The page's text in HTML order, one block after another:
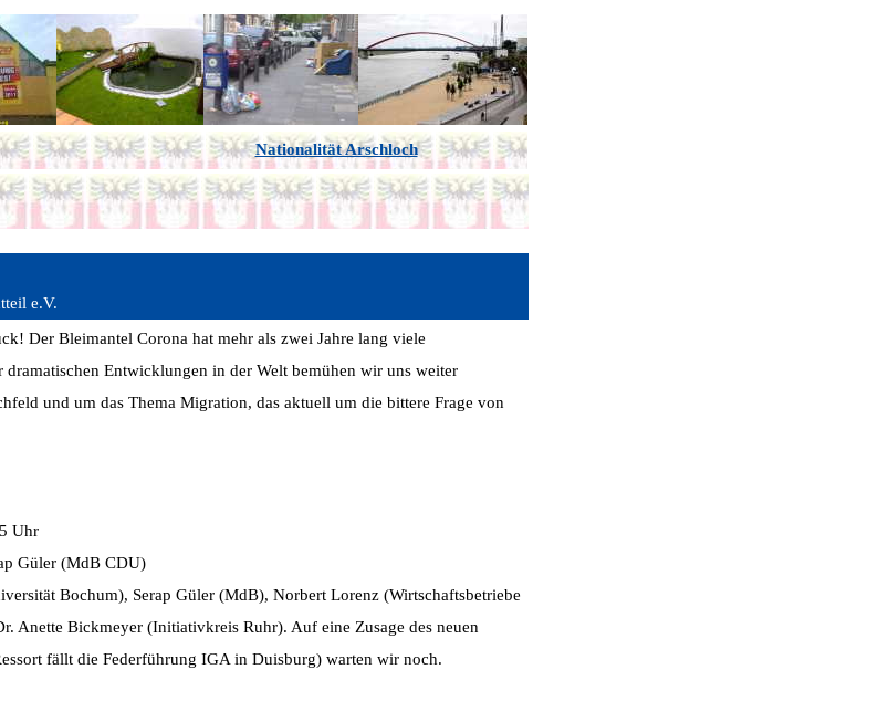
Nationalität Arschloch
e.V.
Der Bleimantel Corona hat mehr als zwei Jahre lang viele
Entwicklungen in der Welt bemühen wir uns weiter
und um das Thema Migration, das aktuell um die bittere Frage von
Uhr
Güler (MdB CDU)
Bochum), Serap Güler (MdB), Norbert Lorenz (Wirtschaftsbetriebe
Anette Bickmeyer (Initiativkreis Ruhr). Auf eine Zusage des neuen
fällt die Federführung IGA in Duisburg) warten wir noch.